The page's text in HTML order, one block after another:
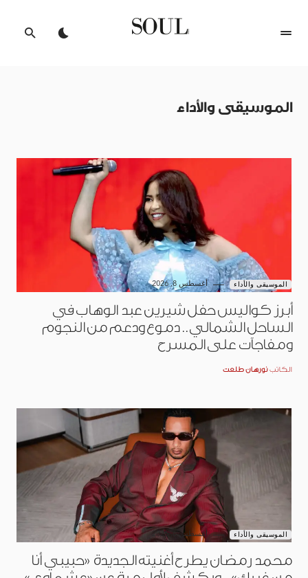
الموسيقى والأداء
الموسيقى والأداء أغسطس 8, 2026
أبرز كواليس حفل شيرين عبد الوهاب في
الساحل الشمالي.. دموع ودعم من النجوم
ومفاجآت على المسرح
الكاتب نورهان طلعت
الموسيقى والأداء أغسطس 6, 2026
محمد رمضان يطرح أغنيته الجديدة «حبيبي أنا